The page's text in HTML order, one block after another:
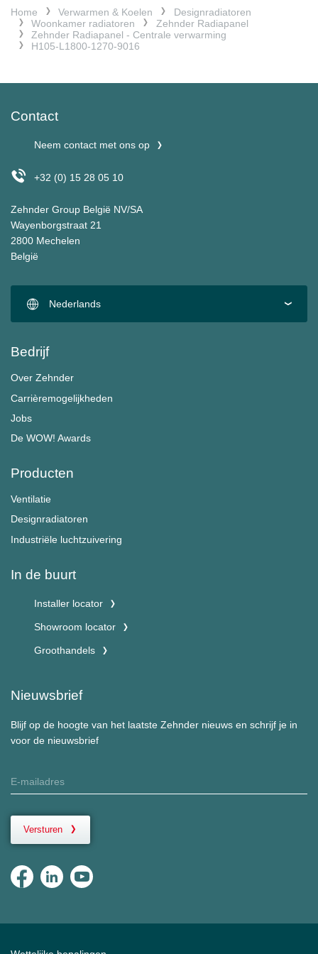
Home Verwarmen & Koelen
Designradiatoren
Woonkamer radiatoren
Zehnder Radiapanel
Zehnder Radiapanel - Centrale verwarming
H105-L1800-1270-9016
Contact
Neem contact met ons op
+32 (0) 15 28 05 10
Zehnder Group België NV/SA
Wayenborgstraat 21
2800 Mechelen
België
Nederlands
Bedrijf
Over Zehnder
Carrièremogelijkheden
Jobs
De WOW! Awards
Producten
Ventilatie
Designradiatoren
Industriële luchtzuivering
In de buurt
Installer locator
Showroom locator
Groothandels
Nieuwsbrief
Blijf op de hoogte van het laatste Zehnder nieuws en schrijf je in
voor de nieuwsbrief
Versturen